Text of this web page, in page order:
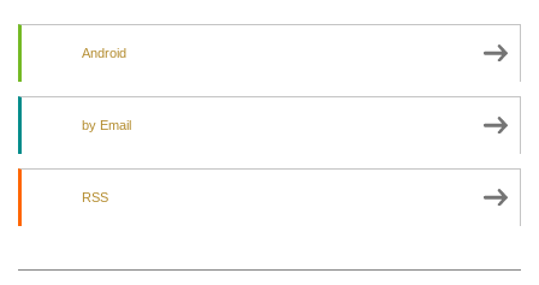
Android
by Email
RSS